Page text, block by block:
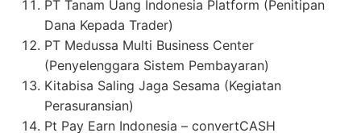
PT Tanam Uang Indonesia Platform (Penitipan
Dana Kepada Trader)
PT Medussa Multi Business Center
(Penyelenggara Sistem Pembayaran)
Kitabisa Saling Jaga Sesama (Kegiatan
Perasuransian)
Pt Pay Earn Indonesia – convertCASH